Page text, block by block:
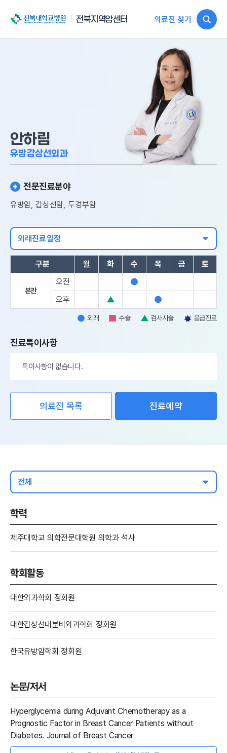
전북대학교병원
전북지역암센터 의료진 찾기
안하림
유방갑상선외과
전문진료분야
유방암, 갑상선암, 두경부암
외래진료일정
구분 월 화 수 목 금 토
본관
오전
외
오후
검
사
외
래
외
외래
수
수술
검검사시술
응응급진료
진료특이사항
특이사항이 없습니다.
의료진 목록 진료예약
전체
학력
제주대학교 의학전문대학원 의학과 석사
학회활동
대한외과학회 정회원
대한갑상선내분비외과학회 정회원
한국유방암학회 정회원
논문/저서
Hyperglycemia during Adjuvant Chemotherapy as a
Prognostic Factor in Breast Cancer Patients without
Diabetes. Journal of Breast Cancer